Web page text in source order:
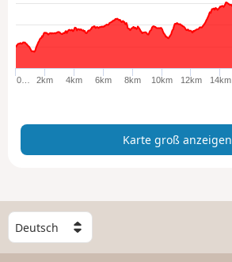
0… 2km 4km 6km 8km 10km 12km 14km
Karte groß anzeigen
W
ä
h